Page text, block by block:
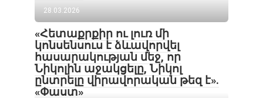
28.03.2026
«Հետաքրքիր ու լուռ մի
կոնսենսուս է ձևավորվել
հասարակության մեջ, որ
Նիկոլին աջակցելը, Նիկոլ
ընտրելը վիրավորական թեզ է».
«Փաստ»